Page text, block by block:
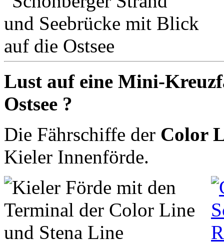
Lust auf eine Mini-
Ostsee ?
Die Fährschiffe der Color
Kieler Innenförde.